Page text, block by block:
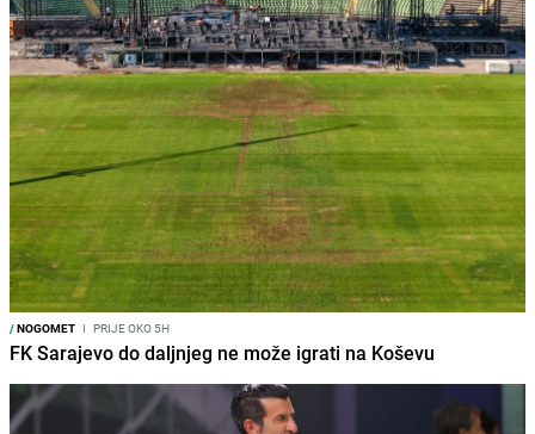
/NOGOMET I PRIJE OKO 5H
FK Sarajevo do daljnjeg ne može igrati na Koševu